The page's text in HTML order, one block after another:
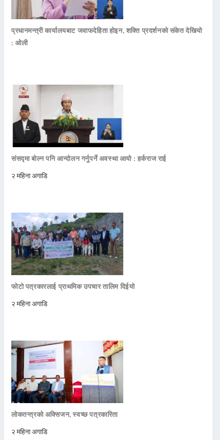
प्रधानमन्त्री कार्यालयबाट जवाफदेहिता होइन, शक्ति प्रदर्शनको संकेत देखियो
: ओली
संसद्मा बोल्न पनि आन्दोलन गर्नुपर्ने अवस्था आयो : हर्कराज राई
२ महिना अगाडि
फोटो पत्रकारलाई प्राथमिक उपचार तालिम दिईयो
२ महिना अगाडि
लोकतन्त्रको अक्सिजन, स्वच्छ पत्रकारिता
२ महिना अगाडि